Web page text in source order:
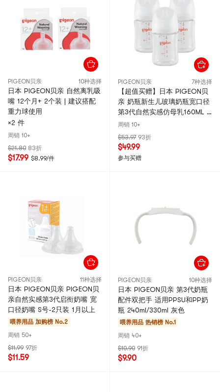
PIGEON贝亲 10种选择
日本 PIGEON贝亲 自然离乳吸
嘴 12个月+ 2个装 | 建议搭配
重力球使用
×2 件
周销 10+
$21.80 83折
$17.99 $8.99/件
PIGEON贝亲 7种选择
【超值买赠】日本 PIGEON贝
亲 奶瓶新生儿玻璃奶瓶宽口径
第3代自然实感仿母乳160ML 3
个装 配SS奶嘴x3 (0-1个月)
周销 10+
$53.97 93折
$49.99
参与买赠
PIGEON贝亲 11种选择
日本 PIGEON贝亲 PIGEON贝
亲自然实感第3代启衔奶嘴 宽
口径奶嘴 S号-2只装 1月以上
喂养用品 加购榜 No.2
周销 50+
$11.99 97折
$11.59
PIGEON贝亲 10种选择
日本 PIGEON贝亲 第3代奶瓶
配件双把手 适用PPSU和PP奶
瓶 240ml/330ml 灰色
喂养用品 热销榜 No.1
周销 40+
$10.90 91折
$9.90